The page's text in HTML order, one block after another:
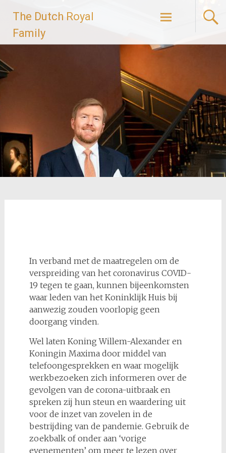
naar
inhoud
The Dutch Royal
Family
In verband met de maatregelen om de
verspreiding van het coronavirus COVID-
19 tegen te gaan, kunnen bijeenkomsten
waar leden van het Koninklijk Huis bij
aanwezig zouden voorlopig geen
doorgang vinden.
Wel laten Koning Willem-Alexander en
Koningin Maxima door middel van
telefoongesprekken en waar mogelijk
werkbezoeken zich informeren over de
gevolgen van de corona-uitbraak en
spreken zij hun steun en waardering uit
voor de inzet van zovelen in de
bestrijding van de pandemie. Gebruik de
zoekbalk of onder aan ‘vorige
evenementen’ om meer te lezen over